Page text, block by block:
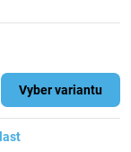
Vyber variantu